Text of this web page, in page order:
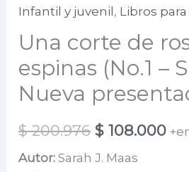
Infantil y juvenil , Libros
Una corte de
espinas (No.1 –
Nueva
$200.976 El
precio
$ 108.000El
Autor: Sarah J. Maas